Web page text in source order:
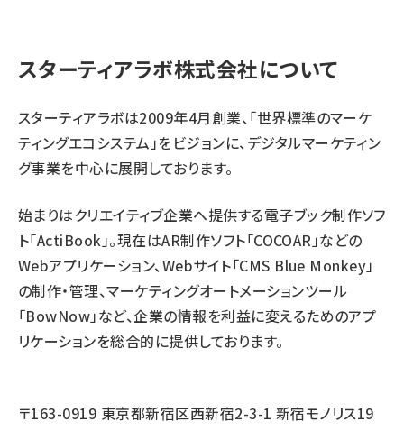
スターティアラボ株式会社について
スターティアラボは2009年4月創業、「世界標準のマーケ
ティングエコシステム」をビジョンに、デジタルマーケティン
グ事業を中心に展開しております。
始まりはクリエイティブ企業へ提供する電子ブック制作ソフ
ト「ActiBook」。現在はAR制作ソフト「COCOAR」などの
Webアプリケーション、Webサイト「CMS Blue Monkey」
の制作・管理、マーケティングオートメーションツール
「BowNow」など、企業の情報を利益に変えるためのアプ
リケーションを総合的に提供しております。
〒163-0919 東京都新宿区西新宿2-3-1 新宿モノリス19